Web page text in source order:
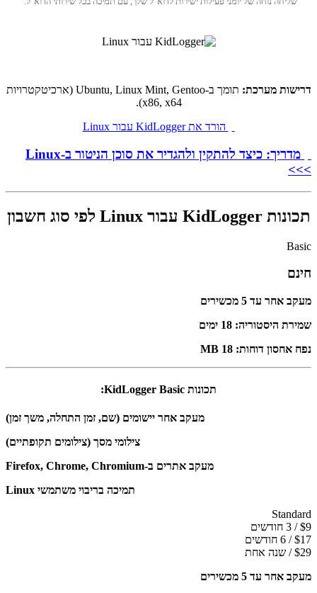
דרישות מערכת:
תומך ב-Ubuntu, Linux Mint, Gentoo (ארכיטקטרויות
x86, x64).
הורד את KidLogger עבור Linux
מדריך: כיצד להתקין ולהגדיר את סוכן הניטור ב-Linux
>>>
תכונות KidLogger עבור Linux לפי סוג חשבון
Basic
חינם
מעקב אחר עד 5 מכשירים
שמירת היסטוריה: 18 ימים
נפח אחסון דוחות: 18 MB
תכונות KidLogger Basic:
מעקב אחר יישומים (שם, זמן התחלה, משך זמן)
צילומי מסך (צילומים תקופתיים)
מעקב אתרים ב-Firefox, Chrome, Chromium
תמיכה בריבוי משתמשי Linux
Standard
$9 / 3 חודשים
$17 / 6 חודשים
$29 / שנה אחת
מעקב אחר עד 5 מכשירים